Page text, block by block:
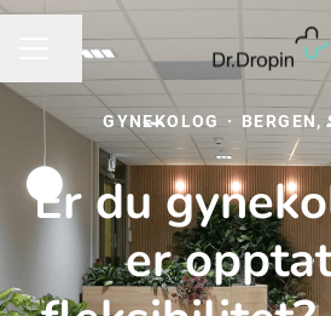
KARRIEREMENY
Del siden
GYNEKOLOG · BERGEN,
Er du
er